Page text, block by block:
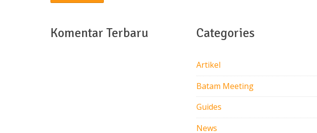
Komentar Terbaru Categories
Artikel
Batam Meeting
Guides
News